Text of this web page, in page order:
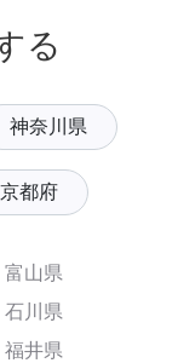
る
神奈川県
京都府
富山県
石川県
福井県